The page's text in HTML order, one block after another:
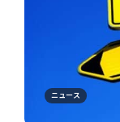
ニュース